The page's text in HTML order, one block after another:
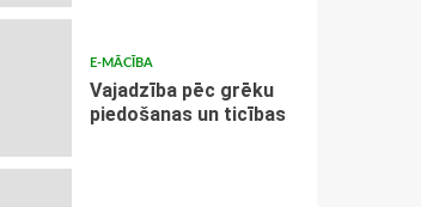
E-MĀCĪBA
Vajadzība pēc grēku
piedošanas un ticības